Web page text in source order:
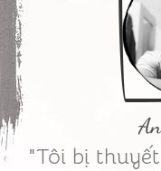
"Tôi bị